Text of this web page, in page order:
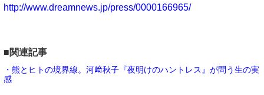
http://www.dreamnews.jp/press/0000166965/
■関連記事
・熊とヒトの境界線。河﨑秋子『夜明けのハントレス』が問う生の実
感